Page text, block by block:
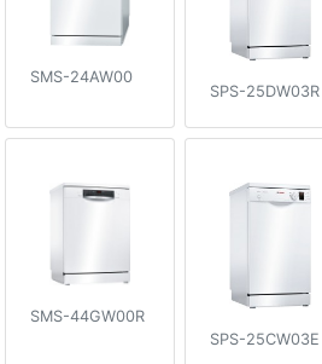
SMS-24AW00
SPS-25DW03R
SMS-44GW00R
SPS-25CW03E